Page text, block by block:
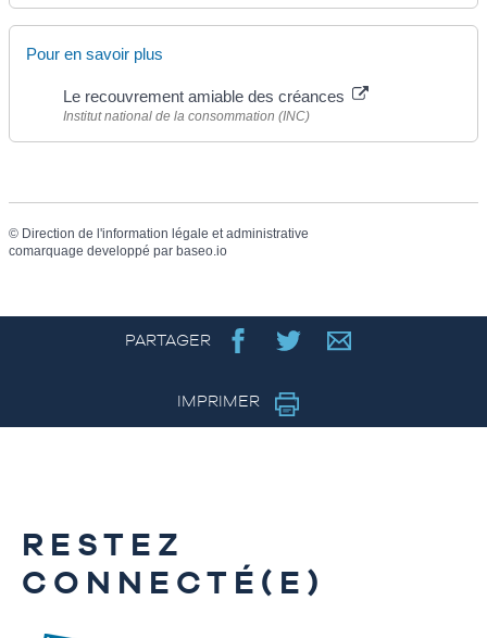
Pour en savoir plus
Le recouvrement amiable des créances
Institut national de la consommation (INC)
© Direction de l'information légale et administrative
comarquage developpé par baseo.io
PARTAGER
IMPRIMER
RESTEZ
CONNECTÉ(E)